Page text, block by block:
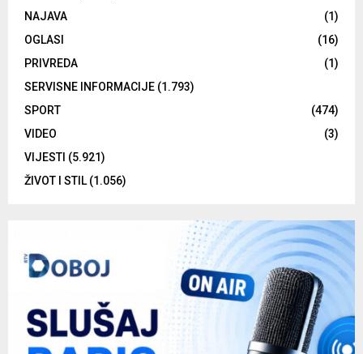
NAJAVA
(1)
OGLASI
(16)
PRIVREDA
(1)
SERVISNE INFORMACIJE (1.793)
SPORT
(474)
VIDEO
(3)
VIJESTI (5.921)
ŽIVOT I STIL (1.056)